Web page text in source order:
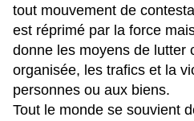
tout mouvement de
est réprimé par la force
donne les moyens de lutter
organisée, les trafics et la
personnes ou aux biens.
Tout le monde se souvient